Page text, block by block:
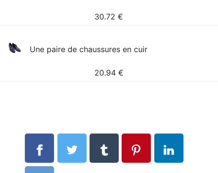
30.72 €
Une paire de chaussures en cuir
20.94 €